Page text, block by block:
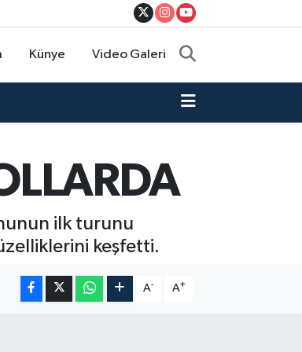
Künye Video Galeri
ilk turunu
keşfetti.
A- A+